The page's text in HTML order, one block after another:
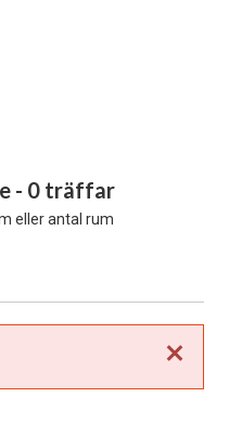
- 0 träffar
eller antal rum